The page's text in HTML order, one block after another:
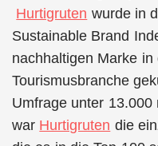
Hurtigruten wurde in
Sustainable Brand
nachhaltigen Marke
Tourismusbranche
Umfrage unter 13.000
war Hurtigruten die